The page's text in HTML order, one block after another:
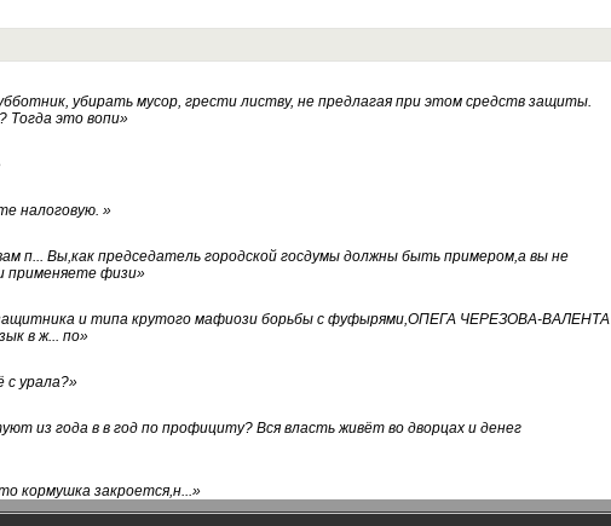
убирать мусор, грести листву, не предлагая при этом средств защиты.
Тогда это вопи»
налоговую. »
п... Вы,как председатель городской госдумы должны быть примером,а вы не
применяете физи»
и типа крутого мафиози борьбы с фуфырями,ОПЕГА ЧЕРЕЗОВА-ВАЛЕНТА
в ж... по»
с урала?»
из года в в год по профициту? Вся власть живёт во дворцах и денег
кормушка закроется,н...»